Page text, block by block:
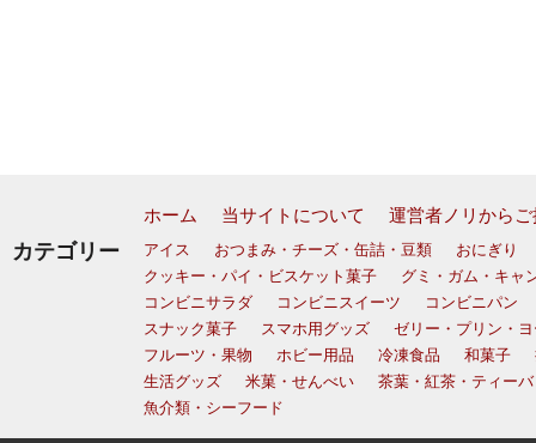
ホーム 当サイトについて 運営者ノリから
カテゴリー アイス おつまみ・チーズ・缶詰・豆類
おにぎり
クッキー・パイ・ビスケット菓子
グミ・ガム・キャ
コンビニサラダ
コンビニスイーツ
コンビニパン
スナック菓子
スマホ用グッズ
ゼリー・プリン・
フルーツ・果物
ホビー用品 冷凍食品 和菓子
生活グッズ
米菓・せんべい
茶葉・紅茶・ティー
魚介類・シーフード